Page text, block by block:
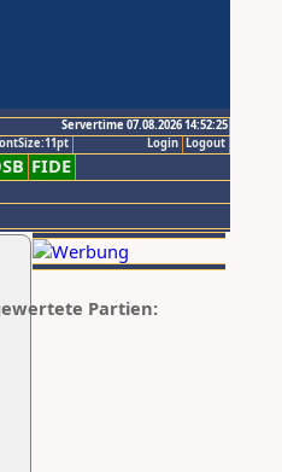
Servertime 07.08.2026 14:52:25
Logout
Login
FIDE
Partien: